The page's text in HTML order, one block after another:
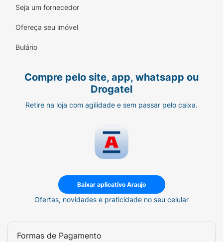
Seja um fornecedor
Ofereça seu imóvel
Bulário
Compre pelo site, app, whatsapp ou
Drogatel
Retire na loja com agilidade e sem passar pelo caixa.
Baixar aplicativo Araujo
Ofertas, novidades e praticidade no seu celular
Formas de Pagamento